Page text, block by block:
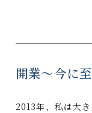
開業～今に
2013年、私は大